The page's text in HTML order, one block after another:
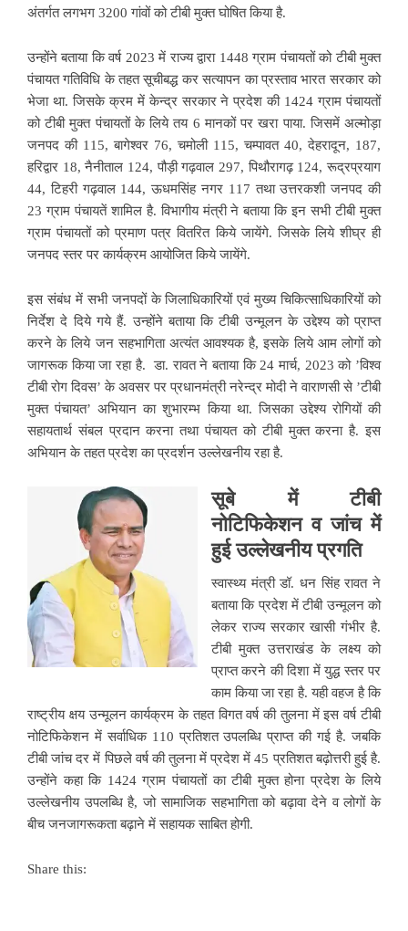
अंतर्गत लगभग 3200 गांवों को टीबी मुक्त घोषित किया है.
उन्होंने बताया कि वर्ष 2023 में राज्य द्वारा 1448 ग्राम पंचायतों को टीबी मुक्त
पंचायत गतिविधि के तहत सूचीबद्ध कर सत्यापन का प्रस्ताव भारत सरकार को
भेजा था. जिसके क्रम में केन्द्र सरकार ने प्रदेश की 1424 ग्राम पंचायतों
को टीबी मुक्त पंचायतों के लिये तय 6 मानकों पर खरा पाया. जिसमें अल्मोड़ा
जनपद की 115, बागेश्वर 76, चमोली 115, चम्पावत 40, देहरादून, 187,
हरिद्वार 18, नैनीताल 124, पौड़ी गढ़वाल 297, पिथौरागढ़ 124, रूद्रप्रयाग
44, टिहरी गढ़वाल 144, ऊधमसिंह नगर 117 तथा उत्तरकशी जनपद की
23 ग्राम पंचायतें शामिल है. विभागीय मंत्री ने बताया कि इन सभी टीबी मुक्त
ग्राम पंचायतों को प्रमाण पत्र वितरित किये जायेंगे. जिसके लिये शीघ्र ही
जनपद स्तर पर कार्यक्रम आयोजित किये जायेंगे.
इस संबंध में सभी जनपदों के जिलाधिकारियों एवं मुख्य चिकित्साधिकारियों को
निर्देश दे दिये गये हैं. उन्होंने बताया कि टीबी उन्मूलन के उद्देश्य को प्राप्त
करने के लिये जन सहभागिता अत्यंत आवश्यक है, इसके लिये आम लोगों को
जागरूक किया जा रहा है. डा. रावत ने बताया कि 24 मार्च, 2023 को ’विश्व
टीबी रोग दिवस’ के अवसर पर प्रधानमंत्री नरेन्द्र मोदी ने वाराणसी से ’टीबी
मुक्त पंचायत’ अभियान का शुभारम्भ किया था. जिसका उद्देश्य रोगियों की
सहायतार्थ संबल प्रदान करना तथा पंचायत को टीबी मुक्त करना है. इस
अभियान के तहत प्रदेश का प्रदर्शन उल्लेखनीय रहा है.
सूबे में टीबी
नोटिफिकेशन व जांच में
हुई उल्लेखनीय प्रगति
स्वास्थ्य मंत्री डॉ. धन सिंह रावत ने
बताया कि प्रदेश में टीबी उन्मूलन को
लेकर राज्य सरकार खासी गंभीर है.
टीबी मुक्त उत्तराखंड के लक्ष्य को
प्राप्त करने की दिशा में युद्ध स्तर पर
काम किया जा रहा है. यही वहज है कि
राष्ट्रीय क्षय उन्मूलन कार्यक्रम के तहत विगत वर्ष की तुलना में इस वर्ष टीबी
नोटिफिकेशन में सर्वाधिक 110 प्रतिशत उपलब्धि प्राप्त की गई है. जबकि
टीबी जांच दर में पिछले वर्ष की तुलना में प्रदेश में 45 प्रतिशत बढ़ोत्तरी हुई है.
उन्होंने कहा कि 1424 ग्राम पंचायतों का टीबी मुक्त होना प्रदेश के लिये
उल्लेखनीय उपलब्धि है, जो सामाजिक सहभागिता को बढ़ावा देने व लोगों के
बीच जनजागरूकता बढ़ाने में सहायक साबित होगी.
Share this: